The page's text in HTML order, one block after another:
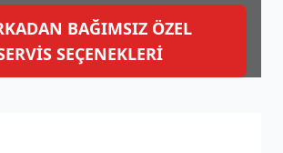
BAĞIMSIZ ÖZEL
SEÇENEKLERİ